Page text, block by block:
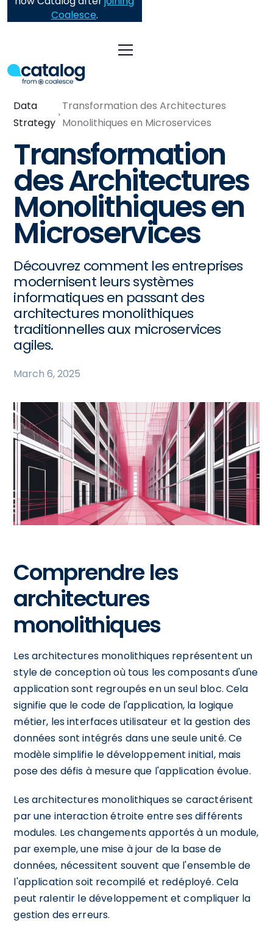
Coalesce.
Data
Strategy
Transformation des Architectures
Monolithiques en Microservices
Transformation
des Architectures
Monolithiques en
Microservices
Découvrez comment les entreprises
modernisent leurs systèmes
informatiques en passant des
architectures monolithiques
traditionnelles aux microservices
agiles.
March 6, 2025
Comprendre les
architectures
monolithiques
Les architectures monolithiques représentent un
style de conception où tous les composants d'une
application sont regroupés en un seul bloc. Cela
signifie que le code de l'application, la logique
métier, les interfaces utilisateur et la gestion des
données sont intégrés dans une seule unité. Ce
modèle simplifie le développement initial, mais
pose des défis à mesure que l'application évolue.
Les architectures monolithiques se caractérisent
par une interaction étroite entre ses différents
modules. Les changements apportés à un module,
par exemple, une mise à jour de la base de
données, nécessitent souvent que l'ensemble de
l'application soit recompilé et redéployé. Cela
peut ralentir le développement et compliquer la
gestion des erreurs.